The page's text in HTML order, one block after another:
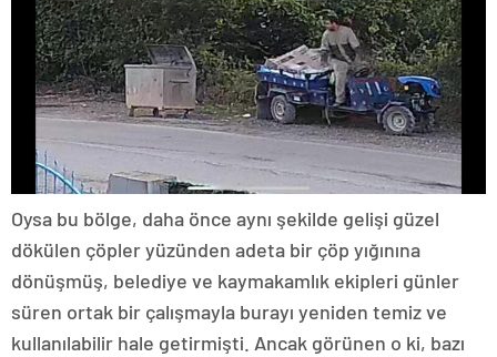
Oysa bu bölge, daha önce aynı şekilde gelişi güzel
dökülen çöpler yüzünden adeta bir çöp yığınına
dönüşmüş, belediye ve kaymakamlık ekipleri günler
süren ortak bir çalışmayla burayı yeniden temiz ve
kullanılabilir hale getirmişti. Ancak görünen o ki, bazı